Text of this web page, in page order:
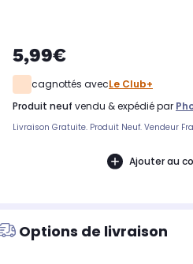
5,99€
cagnottés avecLe Club+
produit neuf vendu & expédié par
Livraison Gratuite. Produit Neuf. Vendeur
Ajouter au
Options de livraison